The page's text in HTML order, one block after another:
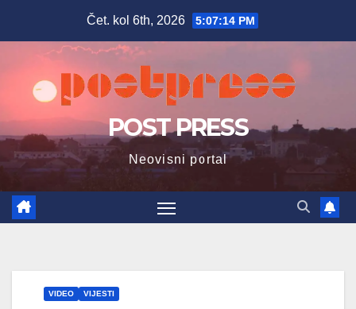
Čet. kol 6th, 2026 5:07:15 PM
POST PRESS
Neovisni portal
VIDEO VIJESTI